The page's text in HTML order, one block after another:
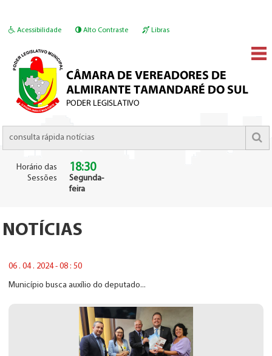
Acessibilidade Alto Contraste Libras
Horário das
Sessões
18:30
Segunda-
feira
NOTÍCIAS
06 . 04 . 2024 - 08 : 50
Município busca auxílio do deputado...